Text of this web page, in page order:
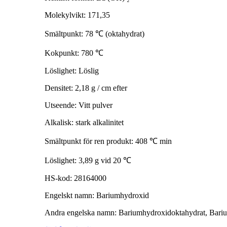
Molekylvikt: 171,35
Smältpunkt: 78 ℃ (oktahydrat)
Kokpunkt: 780 ℃
Löslighet: Löslig
Densitet: 2,18 g / cm efter
Utseende: Vitt pulver
Alkalisk: stark alkalinitet
Smältpunkt för ren produkt: 408 ℃ min
Löslighet: 3,89 g vid 20 ℃
HS-kod: 28164000
Engelskt namn: Bariumhydroxid
Andra engelska namn: Bariumhydroxidoktahydrat,